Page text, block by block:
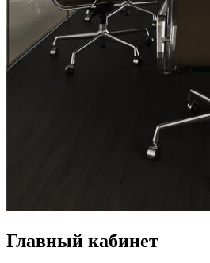
Главный кабинет